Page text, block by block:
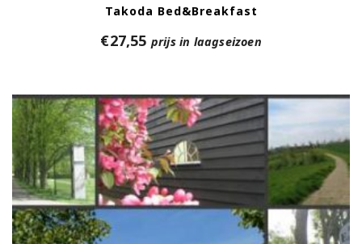
Takoda Bed&Breakfast
€27,55 prijs in laagseizoen